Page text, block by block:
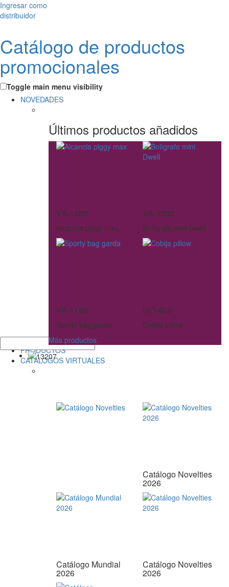
Ingresar como
distribuidor
Catálogo de productos
promocionales
Toggle main menu visibility
NOVEDADES
Últimos productos añadidos
VA-1203
Alcancia piggy max
VA-1203
Bolígrafo mini Dwell
VA-1189
Sporty bag garda
HO-403
Cobija pillow
Más productos
PRODUCTOS
CATÁLOGOS VIRTUALES
Catálogo Novelties
2026
Catálogo Mundial
2026
Catálogo Novelties
2026